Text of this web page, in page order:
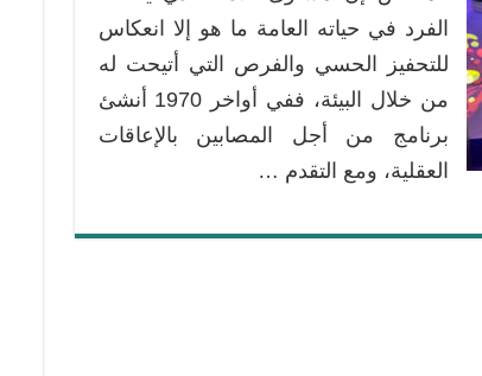
الفرد في حياته العامة ما هو إلا انعكاس
للتحفيز الحسي والفرص التي أتيحت له
من خلال البيئة، ففي أواخر 1970 أنشئ
برنامج من أجل المصابين بالإعاقات
العقلية، ومع التقدم …